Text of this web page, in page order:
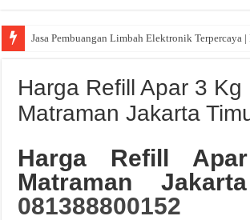
Jasa Pembuangan Limbah Elektronik Terpercaya
Harga Refill Apar 3 Kg
Matraman Jakarta
Harga Refill
Matraman
081388800152